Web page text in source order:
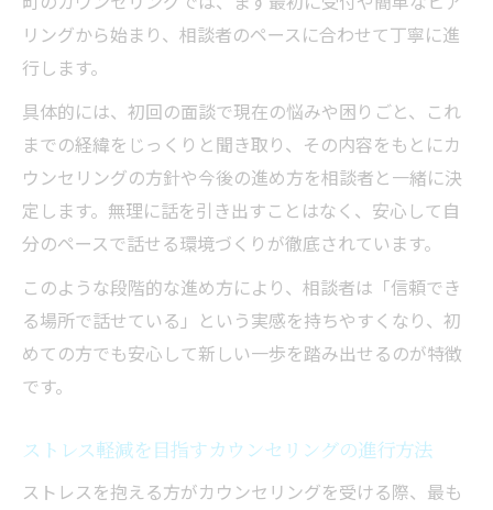
リングから始まり、相談者のペースに合わせて丁寧に進
行します。
具体的には、初回の面談で現在の悩みや困りごと、これ
までの経緯をじっくりと聞き取り、その内容をもとにカ
ウンセリングの方針や今後の進め方を相談者と一緒に決
定します。無理に話を引き出すことはなく、安心して自
分のペースで話せる環境づくりが徹底されています。
このような段階的な進め方により、相談者は「信頼でき
る場所で話せている」という実感を持ちやすくなり、初
めての方でも安心して新しい一歩を踏み出せるのが特徴
です。
ストレス軽減を目指すカウンセリングの進行方法
ストレスを抱える方がカウンセリングを受ける際、最も